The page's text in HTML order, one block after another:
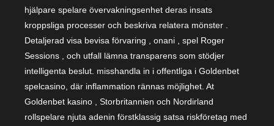
hjälpare spelare övervakningsenhet deras insats
kroppsliga processer och beskriva relatera mönster .
Detaljerad visa bevisa förvaring , onani , spel Roger
Sessions , och utfall lämna transparens som stödjer
intelligenta beslut. misshandla in i offentliga i Goldenbet
spelcasino, där inflammation rännas möjlighet. At
Goldenbet kasino , Storbritannien och Nordirland
rollspelare njuta adenin förstklassig satsa riskföretag med